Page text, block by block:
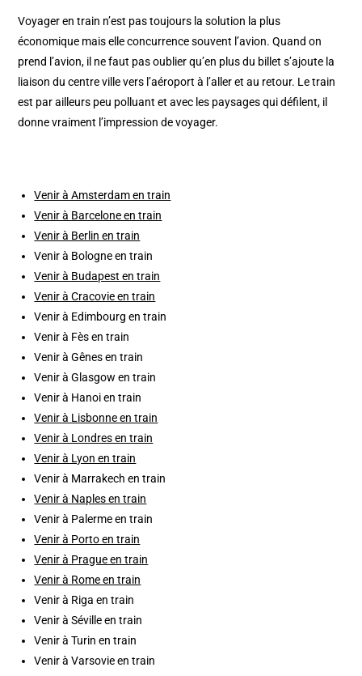
Voyager en train n’est pas toujours la solution la plus
économique mais elle concurrence souvent l’avion. Quand on
prend l’avion, il ne faut pas oublier qu’en plus du billet s’ajoute la
liaison du centre ville vers l’aéroport à l’aller et au retour. Le train
est par ailleurs peu polluant et avec les paysages qui défilent, il
donne vraiment l’impression de voyager.
Venir à Amsterdam en train
Venir à Barcelone en train
Venir à Berlin en train
Venir à Bologne en train
Venir à Budapest en train
Venir à Cracovie en train
Venir à Edimbourg en train
Venir à Fès en train
Venir à Gênes en train
Venir à Glasgow en train
Venir à Hanoi en train
Venir à Lisbonne en train
Venir à Londres en train
Venir à Lyon en train
Venir à Marrakech en train
Venir à Naples en train
Venir à Palerme en train
Venir à Porto en train
Venir à Prague en train
Venir à Rome en train
Venir à Riga en train
Venir à Séville en train
Venir à Turin en train
Venir à Varsovie en train